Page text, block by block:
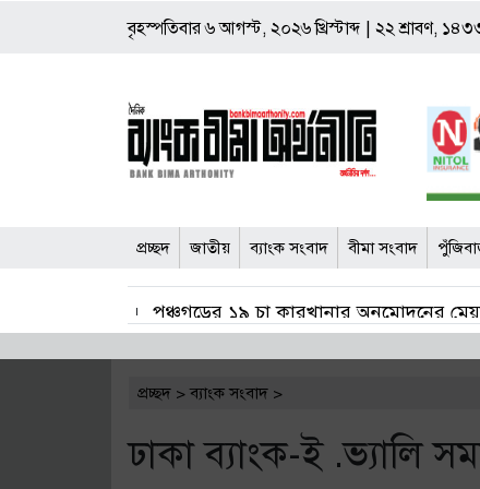
বৃহস্পতিবার ৬ আগস্ট, ২০২৬ খ্রিস্টাব্দ ২২ শ্রাবণ, ১৪৩৩
প্রচ্ছদ জাতীয় ব্যাংক সংবাদ বীমা সংবাদ
পঞ্চগড়ের ১৯ চা কারখানার অনুমোদনের
জাল শেয়ার জামানতে ঋণ: ঢাকা ব্যাংকের
বীমা দাবি নিষ্পত্তিতে বাধ্যতামূলক অডিট
শেয়ার কারসাজি মামলা: সাকিবসহ ১৫ জনের
প্রচ্ছদ > ব্যাংক সংবাদ >
ঢাকা ব্যাংক-ই .ভ্যালি